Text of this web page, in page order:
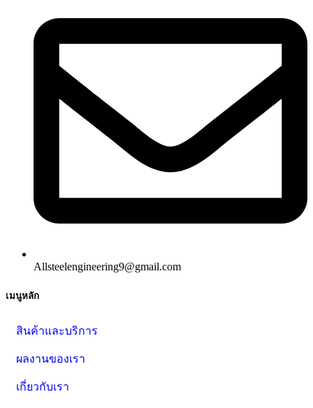
Allsteelengineering9@gmail.com
เมนูหลัก
สินค้าและบริการ
ผลงานของเรา
เกี่ยวกับเรา